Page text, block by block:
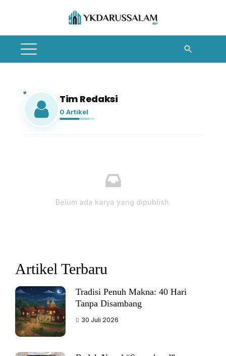
Tim Redaksi
0 Artikel
Belum ada karya yang dipublish.
Artikel Terbaru
Tradisi Penuh Makna: 40 Hari
Tanpa Disambang
30 Juli 2026